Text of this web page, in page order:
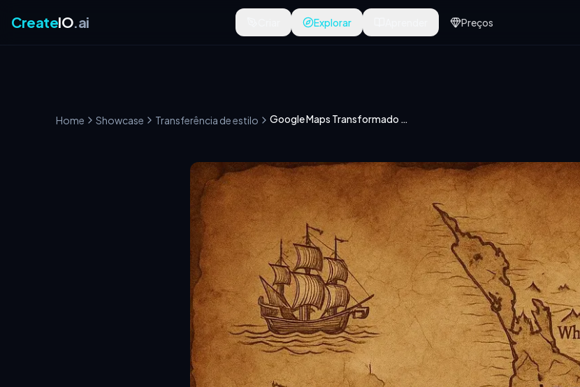
CreateIO.ai Explorar Preços
Home Showcase Transferência de estilo Google Maps Transformado em Mapa de Tesouro Antigo